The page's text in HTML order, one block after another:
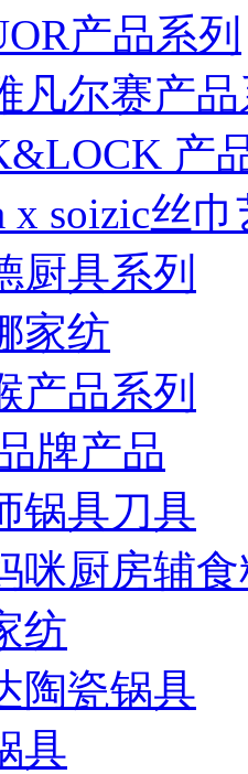
产品系列
凡尔赛产
产
x soizic丝
厨具系列
家纺
产品系列
牌产品
锅具刀具
咪厨房辅
纺
陶瓷锅具
具